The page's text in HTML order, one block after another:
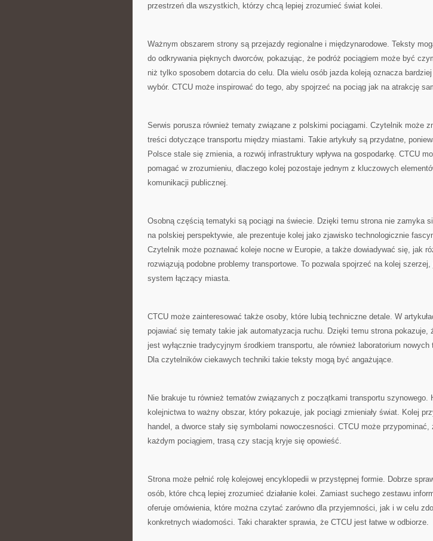
przestrzeń dla wszystkich, którzy chcą lepiej zrozumieć świat kolei.
Ważnym obszarem strony są przejazdy regionalne i międzynarodowe. Teksty
do odkrywania pięknych dworców, pokazując, że podróż pociągiem może być
niż tylko sposobem dotarcia do celu. Dla wielu osób jazda koleją oznacza
wybór. CTCU może inspirować do tego, aby spojrzeć na pociąg jak na atrakcję
Serwis porusza również tematy związane z polskimi pociągami. Czytelnik może
treści dotyczące transportu między miastami. Takie artykuły są przydatne,
Polsce stale się zmienia, a rozwój infrastruktury wpływa na gospodarkę. CTCU
pomagać w zrozumieniu, dlaczego kolej pozostaje jednym z kluczowych
komunikacji publicznej.
Osobną częścią tematyki są pociągi na świecie. Dzięki temu strona nie zamyka
na polskiej perspektywie, ale prezentuje kolej jako zjawisko technologicznie
Czytelnik może poznawać koleje nocne w Europie, a także dowiadywać się, jak
rozwiązują podobne problemy transportowe. To pozwala spojrzeć na kolej szerzej,
system łączący miasta.
CTCU może zainteresować także osoby, które lubią techniczne detale. W
pojawiać się tematy takie jak automatyzacja ruchu. Dzięki temu strona pokazuje,
jest wyłącznie tradycyjnym środkiem transportu, ale również laboratorium nowych
Dla czytelników ciekawych techniki takie teksty mogą być angażujące.
Nie brakuje tu również tematów związanych z początkami transportu szynowego.
kolejnictwa to ważny obszar, który pokazuje, jak pociągi zmieniały świat. Kolej
handel, a dworce stały się symbolami nowoczesności. CTCU może przypominać,
każdym pociągiem, trasą czy stacją kryje się opowieść.
Strona może pełnić rolę kolejowej encyklopedii w przystępnej formie. Dobrze
osób, które chcą lepiej zrozumieć działanie kolei. Zamiast suchego zestawu
oferuje omówienia, które można czytać zarówno dla przyjemności, jak i w celu
konkretnych wiadomości. Taki charakter sprawia, że CTCU jest łatwe w odbiorze.